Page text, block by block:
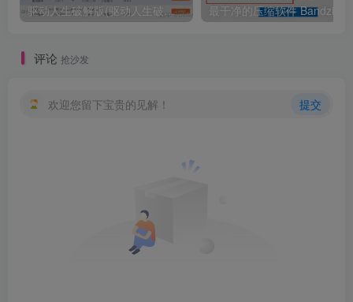
驱动人生破解版(驱动人生破解版8.3.38)
评论 抢沙发
欢迎您留下宝贵的见解！ 提交